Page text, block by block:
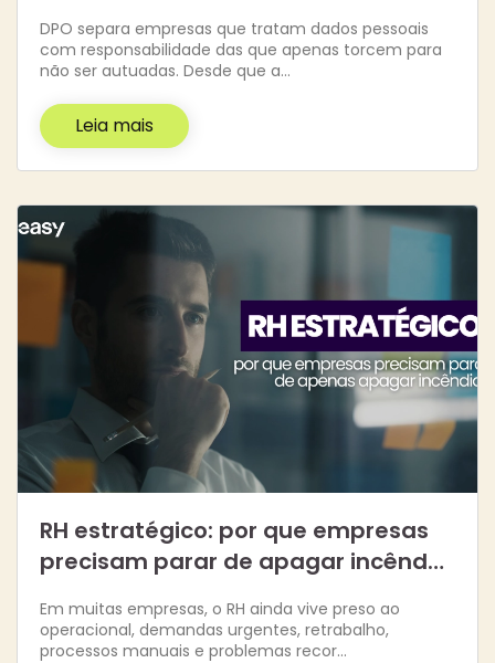
DPO separa empresas que tratam dados pessoais
com responsabilidade das que apenas torcem para
não ser autuadas. Desde que a…
Leia mais
RH estratégico: por que empresas
precisam parar de apagar incênd…
Em muitas empresas, o RH ainda vive preso ao
operacional, demandas urgentes, retrabalho,
processos manuais e problemas recor…